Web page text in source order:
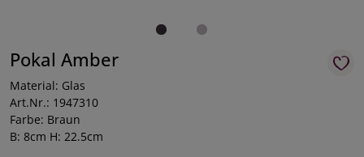
Pokal Amber
Material: Glas
Art.Nr.: 1947310
Farbe: Braun
B: 8cm H: 22.5cm